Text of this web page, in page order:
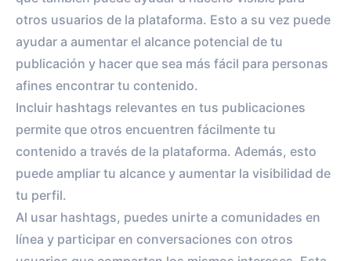
otros usuarios de la plataforma. Esto a su vez puede
ayudar a aumentar el alcance potencial de tu
publicación y hacer que sea más fácil para personas
afines encontrar tu contenido.
Incluir hashtags relevantes en tus publicaciones
permite que otros encuentren fácilmente tu
contenido a través de la plataforma. Además, esto
puede ampliar tu alcance y aumentar la visibilidad de
tu perfil.
Al usar hashtags, puedes unirte a comunidades en
línea y participar en conversaciones con otros